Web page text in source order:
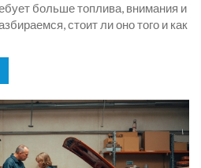
больше топлива, внимания и
стоит ли оно того и как